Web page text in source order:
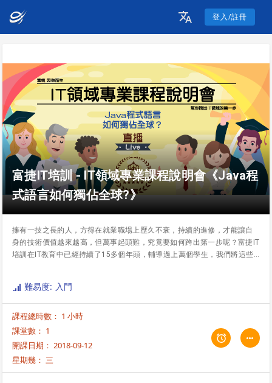
登入/註冊
富捷IT培訓 - IT領域專業課程說明會《Java程
式語言如何獨佔全球?》
擁有一技之長的人，方得在就業職場上歷久不衰，持續的進修，才能讓自
身的技術價值越來越高，但萬事起頭難，究竟要如何跨出第一步呢？富捷IT
培訓在IT教育中已經持續了15多個年頭，輔導過上萬個學生，我們將這些
難易度: 入門
課程總時數： 1 小時
課堂數： 1
開課日期： 2018-09-12
星期幾： 三